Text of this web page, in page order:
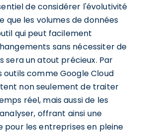
de considérer l'évolutivité
que les volumes de données
qui peut facilement
sans nécessiter de
sera un atout précieux. Par
comme Google Cloud
non seulement de traiter
réel, mais aussi de les
offrant ainsi une
pour les entreprises en pleine